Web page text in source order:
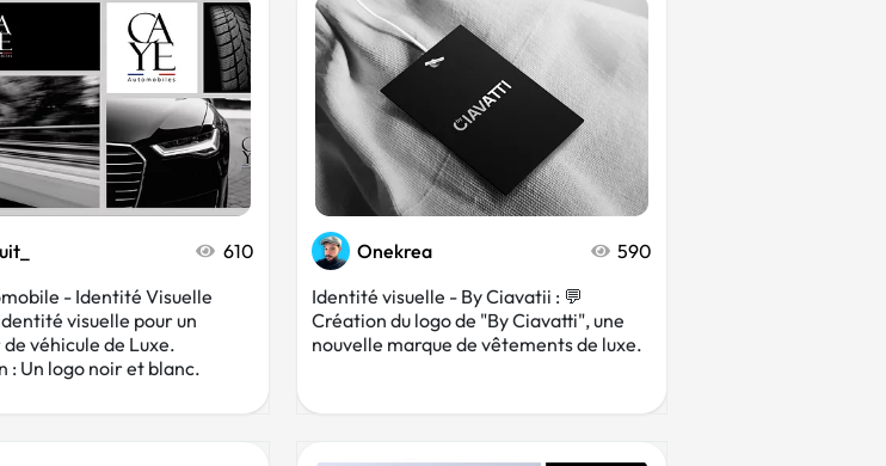
610
- Identité Visuelle
visuelle pour un
véhicule de Luxe.
: Un logo noir et blanc.
Onekrea
590
Identité visuelle - By Ciavatii : 💬
Création du logo de "By Ciavatti", une
nouvelle marque de vêtements de luxe.